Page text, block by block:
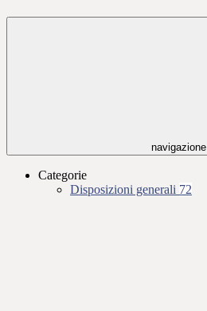
navigazione
Categorie
Disposizioni generali 72